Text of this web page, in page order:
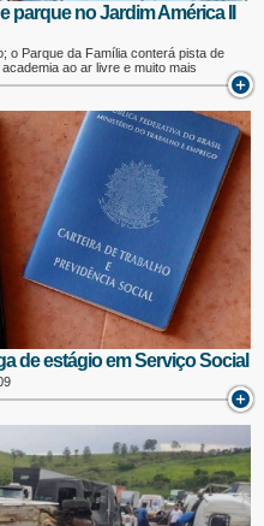
no Jardim América II
o Parque da Família conterá pista de
ao ar livre e muito mais
de estágio em Serviço Social